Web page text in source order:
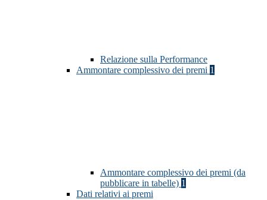
Relazione sulla Performance
Ammontare complessivo dei premi 1
Ammontare complessivo dei premi (da
pubblicare in tabelle) 1
Dati relativi ai premi